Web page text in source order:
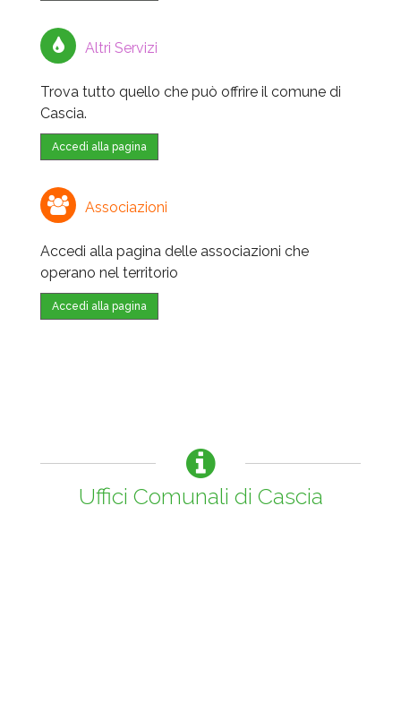
Altri Servizi
Trova tutto quello che può offrire il comune di
Cascia.
Accedi alla pagina
Associazioni
Accedi alla pagina delle associazioni che
operano nel territorio
Accedi alla pagina
Uffici Comunali di Cascia